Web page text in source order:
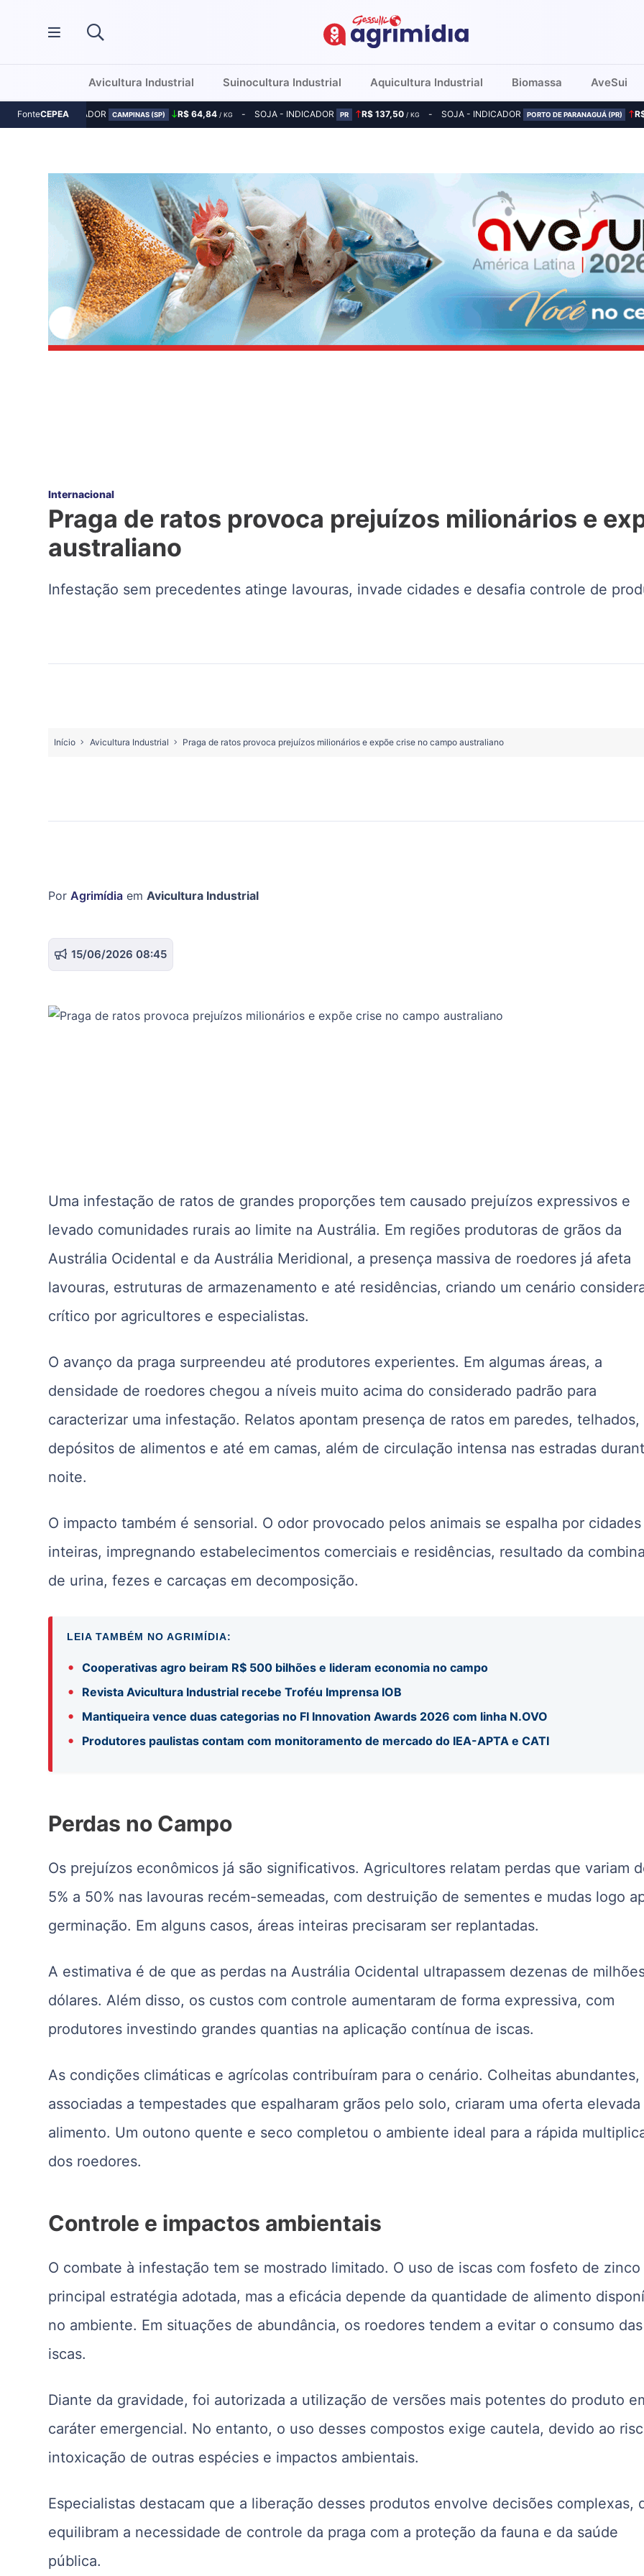
Avicultura Industrial Suinocultura Industrial Aquicultura Industrial Biomassa AveSui
FonteCEPEA
MILHO - INDICADOR CAMPINAS (SP) R$ 64,84 / KG SOJA - INDICADOR PR R$ 137,50/ KG SOJA - INDICADOR PORTO DE PARANAGUÁ (PR)
Internacional
Praga de ratos provoca prejuízos milionários e
australiano
Infestação sem precedentes atinge lavouras, invade cidades e desafia controle de
Início Avicultura Industrial Praga de ratos provoca prejuízos milionários e expõe crise no campo australiano
Por Agrimídia em Avicultura Industrial
15/06/2026 08:45
Uma infestação de ratos de grandes proporções tem causado prejuízos expressivos e
levado comunidades rurais ao limite na Austrália. Em regiões produtoras de grãos da
Austrália Ocidental e da Austrália Meridional, a presença massiva de roedores já afeta
lavouras, estruturas de armazenamento e até residências, criando um cenário
crítico por agricultores e especialistas.
O avanço da praga surpreendeu até produtores experientes. Em algumas áreas, a
densidade de roedores chegou a níveis muito acima do considerado padrão para
caracterizar uma infestação. Relatos apontam presença de ratos em paredes, telhados,
depósitos de alimentos e até em camas, além de circulação intensa nas estradas
noite.
O impacto também é sensorial. O odor provocado pelos animais se espalha por cidades
inteiras, impregnando estabelecimentos comerciais e residências, resultado da
de urina, fezes e carcaças em decomposição.
LEIA TAMBÉM NO AGRIMÍDIA:
• Cooperativas agro beiram R$ 500 bilhões e lideram economia no campo
• Revista Avicultura Industrial recebe Troféu Imprensa IOB
• Mantiqueira vence duas categorias no FI Innovation Awards 2026 com linha N.OVO
• Produtores paulistas contam com monitoramento de mercado do IEA-APTA e CATI
Perdas no Campo
Os prejuízos econômicos já são significativos. Agricultores relatam perdas que variam
5% a 50% nas lavouras recém-semeadas, com destruição de sementes e mudas logo
germinação. Em alguns casos, áreas inteiras precisaram ser replantadas.
A estimativa é de que as perdas na Austrália Ocidental ultrapassem dezenas de
dólares. Além disso, os custos com controle aumentaram de forma expressiva, com
produtores investindo grandes quantias na aplicação contínua de iscas.
As condições climáticas e agrícolas contribuíram para o cenário. Colheitas abundantes,
associadas a tempestades que espalharam grãos pelo solo, criaram uma oferta
alimento. Um outono quente e seco completou o ambiente ideal para a rápida
dos roedores.
Controle e impactos ambientais
O combate à infestação tem se mostrado limitado. O uso de iscas com fosfeto de zinco
principal estratégia adotada, mas a eficácia depende da quantidade de alimento
no ambiente. Em situações de abundância, os roedores tendem a evitar o consumo das
iscas.
Diante da gravidade, foi autorizada a utilização de versões mais potentes do produto
caráter emergencial. No entanto, o uso desses compostos exige cautela, devido ao
intoxicação de outras espécies e impactos ambientais.
Especialistas destacam que a liberação desses produtos envolve decisões complexas,
equilibram a necessidade de controle da praga com a proteção da fauna e da saúde
pública.